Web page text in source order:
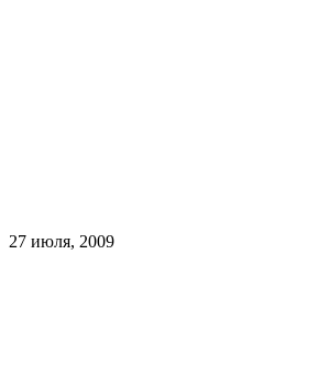
27 июля, 2009